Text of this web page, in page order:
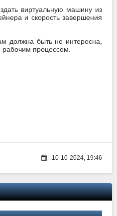
виртуальную машину из
и скорость завершения
должна быть не интересна,
процессом.
10-10-2024, 19:46